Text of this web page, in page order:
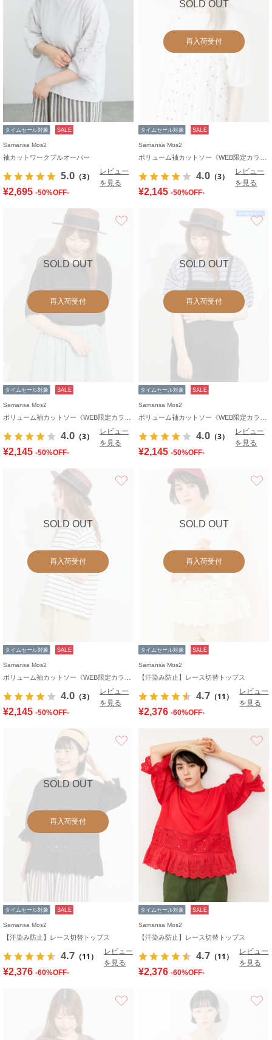
タイムセール対象 SALE
Samansa Mos2
袖カットワークプルオーバー
5.0 （3）
レビュー
を見る
¥2,695 -50%OFF-
SOLD OUT
再入荷受付
タイムセール対象 SALE
Samansa Mos2
4.0 （3）
レビュー
を見る
¥2,145 -50%OFF-
SOLD OUT
再入荷受付
タイムセール対象 SALE
Samansa Mos2
4.0 （3）
レビュー
を見る
¥2,145 -50%OFF-
SOLD OUT
再入荷受付
タイムセール対象 SALE
Samansa Mos2
4.0 （3）
レビュー
を見る
¥2,145 -50%OFF-
SOLD OUT
再入荷受付
お気に入り
タイムセール対象 SALE
Samansa Mos2
4.0 （3）
レビュー
を見る
¥2,145 -50%OFF-
SOLD OUT
再入荷受付
タイムセール対象 SALE
Samansa Mos2
【汗染み防止】レース切替トップス
4.7 （11）
レビュー
を見る
¥2,376 -60%OFF-
SOLD OUT
再入荷受付
タイムセール対象 SALE
Samansa Mos2
【汗染み防止】レース切替トップス
4.7 （11）
レビュー
を見る
¥2,376 -60%OFF-
タイムセール対象 SALE
Samansa Mos2
【汗染み防止】レース切替トップス
4.7 （11）
レビュー
を見る
¥2,376 -60%OFF-